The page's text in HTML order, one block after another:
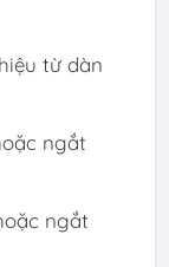
từ dàn
ngắt
ngắt